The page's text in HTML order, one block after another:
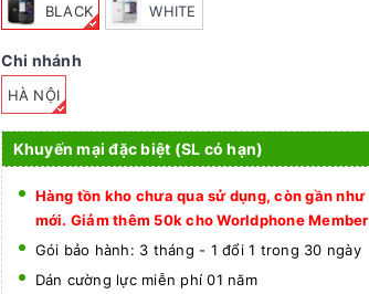
BLACK WHITE
Chi nhánh
HÀ NỘI
Khuyến mại đặc biệt (SL có hạn)
Hàng tồn kho chưa qua sử dụng, còn gần như
mới. Giảm thêm 50k cho Worldphone Member
Gói bảo hành: 3 tháng - 1 đổi 1 trong 30 ngày
Dán cường lực miễn phí 01 năm